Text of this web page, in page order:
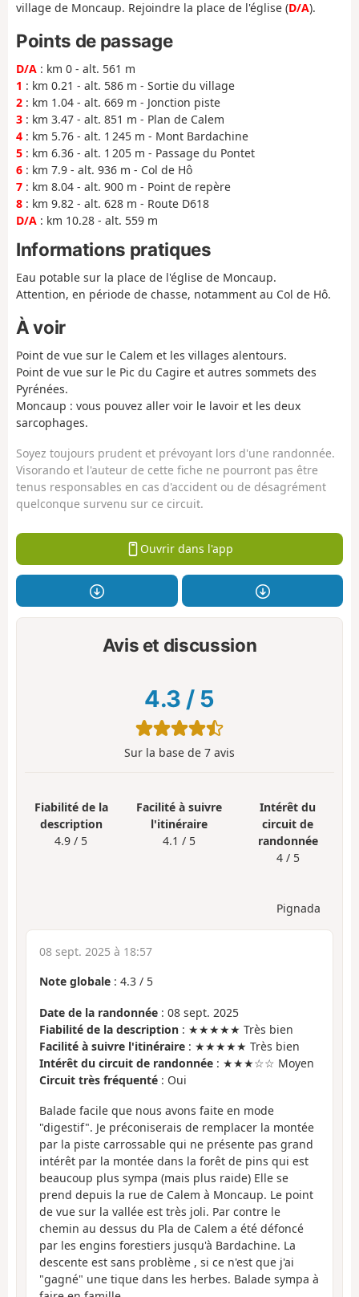
village de Moncaup. Rejoindre la place de l'église (D/A).
Points de passage
D/A : km 0 - alt. 561 m
1 : km 0.21 - alt. 586 m - Sortie du village
2 : km 1.04 - alt. 669 m - Jonction piste
3 : km 3.47 - alt. 851 m - Plan de Calem
4 : km 5.76 - alt. 1 245 m - Mont Bardachine
5 : km 6.36 - alt. 1 205 m - Passage du Pontet
6 : km 7.9 - alt. 936 m - Col de Hô
7 : km 8.04 - alt. 900 m - Point de repère
8 : km 9.82 - alt. 628 m - Route D618
D/A : km 10.28 - alt. 559 m
Informations pratiques
Eau potable sur la place de l'église de Moncaup.
Attention, en période de chasse, notamment au Col de Hô.
À voir
Point de vue sur le Calem et les villages alentours.
Point de vue sur le Pic du Cagire et autres sommets des
Pyrénées.
Moncaup : vous pouvez aller voir le lavoir et les deux
sarcophages.
Soyez toujours prudent et prévoyant lors d'une randonnée.
Visorando et l'auteur de cette fiche ne pourront pas être
tenus responsables en cas d'accident ou de désagrément
quelconque survenu sur ce circuit.
Ouvrir dans l'app
Avis et discussion
4.3 / 5
Sur la base de 7 avis
Fiabilité de la
description
4.9 / 5
Facilité à suivre
l'itinéraire
4.1 / 5
Intérêt du
circuit de
randonnée
4 / 5
Pignada
08 sept. 2025 à 18:57
Note globale : 4.3 / 5
Date de la randonnée : 08 sept. 2025
Fiabilité de la description : ★★★★★ Très bien
Facilité à suivre l'itinéraire : ★★★★★ Très bien
Intérêt du circuit de randonnée : ★★★☆☆ Moyen
Circuit très fréquenté : Oui
Balade facile que nous avons faite en mode
"digestif". Je préconiserais de remplacer la montée
par la piste carrossable qui ne présente pas grand
intérêt par la montée dans la forêt de pins qui est
beaucoup plus sympa (mais plus raide) Elle se
prend depuis la rue de Calem à Moncaup. Le point
de vue sur la vallée est très joli. Par contre le
chemin au dessus du Pla de Calem a été défoncé
par les engins forestiers jusqu'à Bardachine. La
descente est sans problème , si ce n'est que j'ai
"gagné" une tique dans les herbes. Balade sympa à